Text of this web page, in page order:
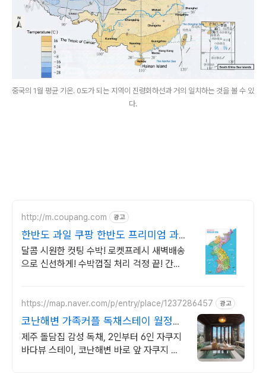
중국의 1월 평균 기온. 0도가 되는 지역이 진령회하선과 거의 일치하는 것을 볼 수 있
다.
http://m.coupang.com 광고
한반도 과일 쿠팡 한반도 프리미엄 과
일
달콤 시원한 컷팅 수박! 로켓프레시 새벽배송
으로 신선하게! 수박껍질 처리 걱정 끝! 간편
https://map.naver.com/p/entry/place/1237286457 광고
코난해변 가족커플 독채스테이 월정리
근처 감성 독채 2채
제주 돌담집 감성 독채, 2인부터 6인 자쿠지
바다뷰 스테이, 코난해변 바로 앞 자쿠지 무